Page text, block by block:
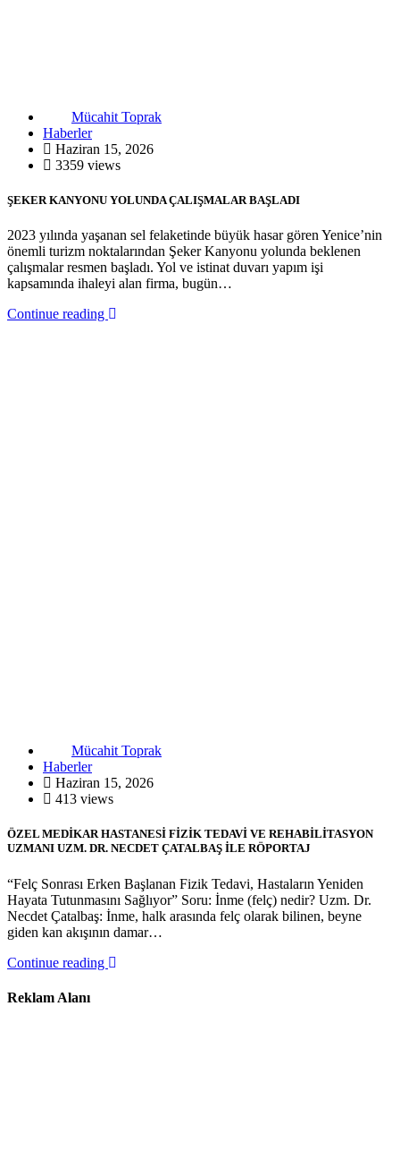
Mücahit Toprak
Haberler
Haziran 15, 2026
3359 views
ŞEKER KANYONU YOLUNDA ÇALIŞMALAR BAŞLADI
2023 yılında yaşanan sel felaketinde büyük hasar gören Yenice’nin
önemli turizm noktalarından Şeker Kanyonu yolunda beklenen
çalışmalar resmen başladı. Yol ve istinat duvarı yapım işi
kapsamında ihaleyi alan firma, bugün…
Continue reading
Mücahit Toprak
Haberler
Haziran 15, 2026
413 views
ÖZEL MEDİKAR HASTANESİ FİZİK TEDAVİ VE REHABİLİTASYON
UZMANI UZM. DR. NECDET ÇATALBAŞ İLE RÖPORTAJ
“Felç Sonrası Erken Başlanan Fizik Tedavi, Hastaların Yeniden
Hayata Tutunmasını Sağlıyor” Soru: İnme (felç) nedir? Uzm. Dr.
Necdet Çatalbaş: İnme, halk arasında felç olarak bilinen, beyne
giden kan akışının damar…
Continue reading
Reklam Alanı